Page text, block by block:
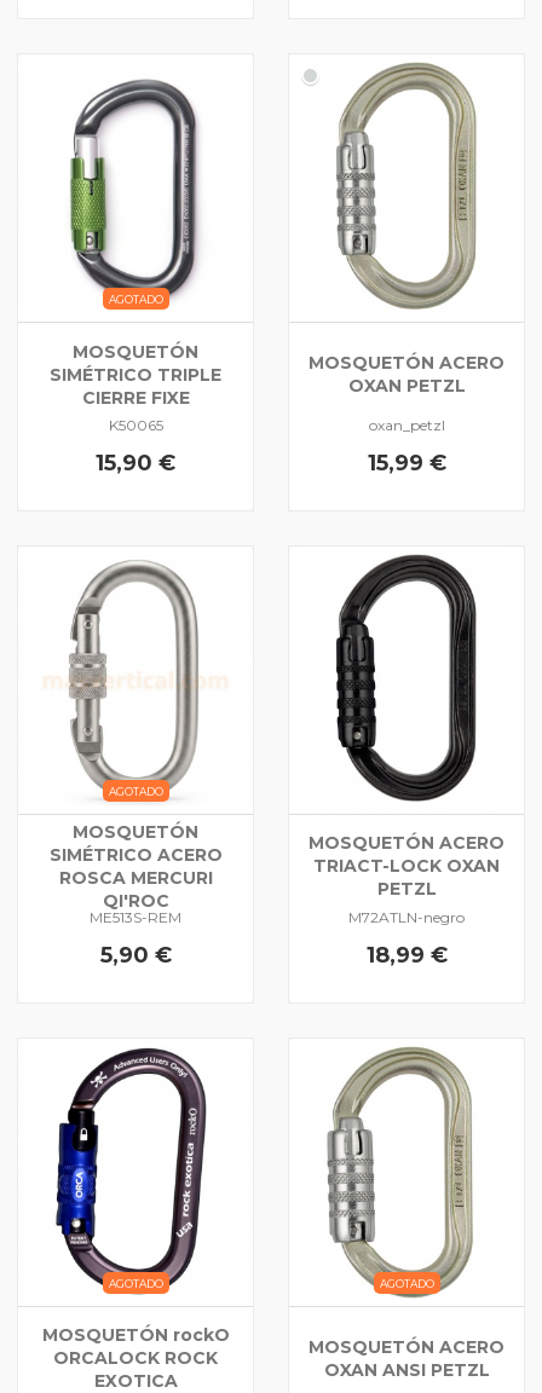
AGOTADO
MOSQUETÓN
SIMÉTRICO TRIPLE
CIERRE FIXE
K50065
15,90 €
MOSQUETÓN ACERO
OXAN PETZL
oxan_petzl
15,99 €
AGOTADO
MOSQUETÓN
SIMÉTRICO ACERO
ROSCA MERCURI
QI'ROC
ME513S-REM
5,90 €
MOSQUETÓN ACERO
TRIACT-LOCK OXAN
PETZL
M72ATLN-negro
18,99 €
AGOTADO
MOSQUETÓN rockO
ORCALOCK ROCK
EXOTICA
AGOTADO
MOSQUETÓN ACERO
OXAN ANSI PETZL